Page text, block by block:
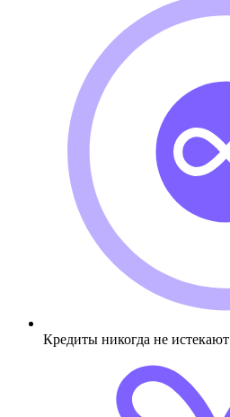
Кредиты никогда не истекают